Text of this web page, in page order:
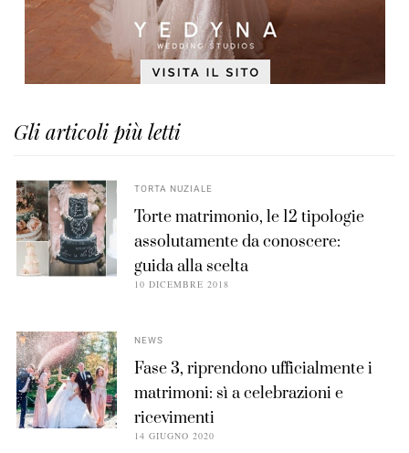
Gli articoli più letti
TORTA NUZIALE
Torte matrimonio, le 12 tipologie
assolutamente da conoscere:
guida alla scelta
10 DICEMBRE 2018
NEWS
Fase 3, riprendono ufficialmente i
matrimoni: sì a celebrazioni e
ricevimenti
14 GIUGNO 2020